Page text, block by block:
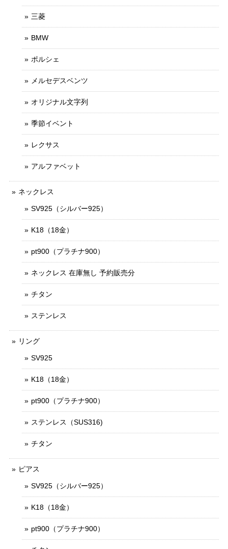
三菱
BMW
ポルシェ
メルセデスベンツ
オリジナル文字列
季節イベント
レクサス
アルファベット
ネックレス
SV925（シルバー925）
K18（18金）
pt900（プラチナ900）
ネックレス 在庫無し 予約販売分
チタン
ステンレス
リング
SV925
K18（18金）
pt900（プラチナ900）
ステンレス（SUS316)
チタン
ピアス
SV925（シルバー925）
K18（18金）
pt900（プラチナ900）